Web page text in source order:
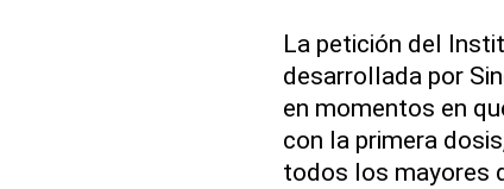
La petición del
desarrollada por
en momentos en
con la primera
todos los mayores